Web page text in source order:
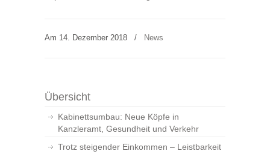
Am 14. Dezember 2018 / News
Übersicht
Kabinettsumbau: Neue Köpfe in
Kanzleramt, Gesundheit und Verkehr
Trotz steigender Einkommen – Leistbarkeit